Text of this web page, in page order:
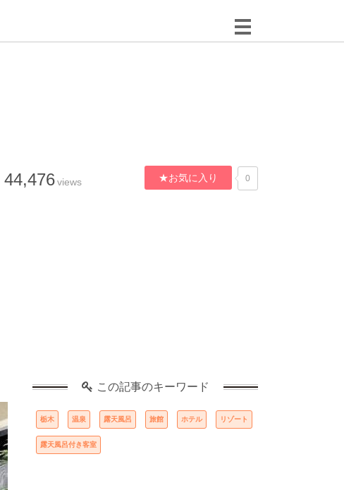
44,476views ★お気に入り 0
この記事のキーワード
栃木 温泉 露天風呂 旅館 ホテル リゾート
露天風呂付き客室